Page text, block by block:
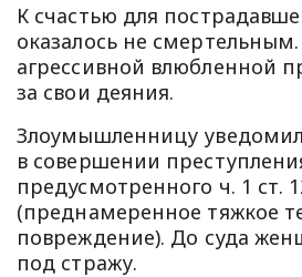
К счастью для
оказалось не
агрессивной влюбленной
за свои деяния.
Злоумышленницу
в совершении
предусмотренного ч. 1 ст.
(преднамеренное тяжкое
повреждение). До суда
под стражу.